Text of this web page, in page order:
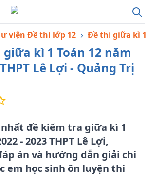
viện Đề thi lớp 12 Đề thi giữa kì
kì 1 Toán 12 năm
Lê Lợi - Quảng Trị
đề kiểm tra giữa kì 1
- 2023 THPT Lê Lợi,
án và hướng dẫn giải chi
em học sinh ôn luyện thi